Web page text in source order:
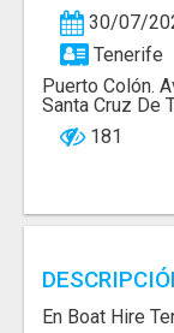
Publica Tu
Buscar
30/07/
Tenerife
Puerto Colón.
Santa Cruz De
181
En Boat Hire